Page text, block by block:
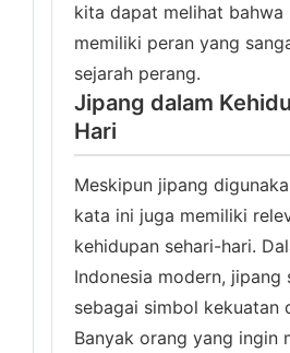
kita dapat melihat bahwa
memiliki peran yang
sejarah perang.
Jipang dalam
Hari
Meskipun jipang
kata ini juga memiliki
kehidupan sehari-hari.
Indonesia modern, jipang
sebagai simbol kekuatan
Banyak orang yang ingin